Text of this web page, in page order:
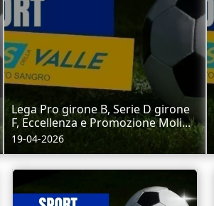
Lega Pro girone B, Serie D girone
F, Eccellenza e Promozione Moli...
19-04-2026